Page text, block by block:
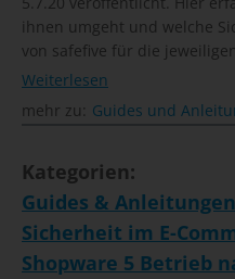
ihnen umgeht und welche
von safefive für die
Weiterlesen
mehr zu: Guides und
Kategorien:
Guides & Anleitungen
Sicherheit im E-
Shopware 5 Betrieb